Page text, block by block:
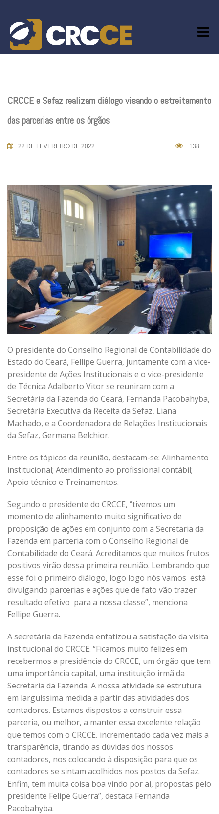
content
CRCCE e Sefaz realizam diálogo visando o estreitamento
das parcerias entre os órgãos
22 DE FEVEREIRO DE 2022 138
O presidente do Conselho Regional de Contabilidade do
Estado do Ceará, Fellipe Guerra, juntamente com a vice-
presidente de Ações Institucionais e o vice-presidente
de Técnica Adalberto Vitor se reuniram com a
Secretária da Fazenda do Ceará, Fernanda Pacobahyba,
Secretária Executiva da Receita da Sefaz, Liana
Machado, e a Coordenadora de Relações Institucionais
da Sefaz, Germana Belchior.
Entre os tópicos da reunião, destacam-se: Alinhamento
institucional; Atendimento ao profissional contábil;
Apoio técnico e Treinamentos.
Segundo o presidente do CRCCE, “tivemos um
momento de alinhamento muito significativo de
proposição de ações em conjunto com a Secretaria da
Fazenda em parceria com o Conselho Regional de
Contabilidade do Ceará. Acreditamos que muitos frutos
positivos virão dessa primeira reunião. Lembrando que
esse foi o primeiro diálogo, logo logo nós vamos está
divulgando parcerias e ações que de fato vão trazer
resultado efetivo para a nossa classe”, menciona
Fellipe Guerra.
A secretária da Fazenda enfatizou a satisfação da visita
institucional do CRCCE. “Ficamos muito felizes em
recebermos a presidência do CRCCE, um órgão que tem
uma importância capital, uma instituição irmã da
Secretaria da Fazenda. A nossa atividade se estrutura
em larguíssima medida a partir das atividades dos
contadores. Estamos dispostos a construir essa
parceria, ou melhor, a manter essa excelente relação
que temos com o CRCCE, incrementado cada vez mais a
transparência, tirando as dúvidas dos nossos
contadores, nos colocando à disposição para que os
contadores se sintam acolhidos nos postos da Sefaz.
Enfim, tem muita coisa boa vindo por aí, propostas pelo
presidente Felipe Guerra”, destaca Fernanda
Pacobahyba.